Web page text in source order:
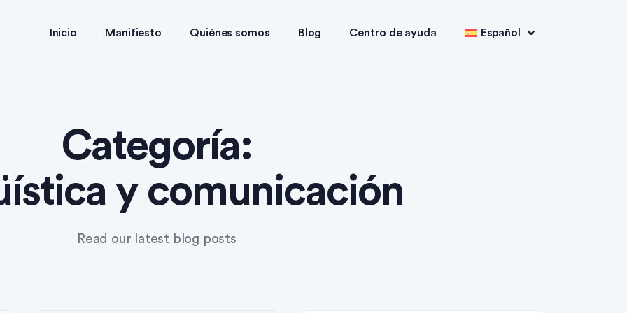
Inicio Manifiesto Quiénes somos Blog Centro de ayuda Español
Categoría:
y comunicación
Read our latest blog posts